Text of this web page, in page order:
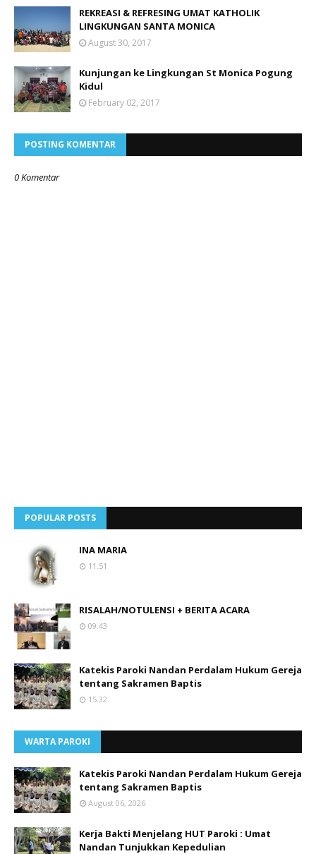
REKREASI & REFRESING UMAT KATHOLIK
LINGKUNGAN SANTA MONICA
August 30, 2017
Kunjungan ke Lingkungan St Monica Pogung
Kidul
February 02, 2017
POSTING KOMENTAR
0 Komentar
POPULAR POSTS
INA MARIA
11.51
RISALAH/NOTULENSI + BERITA ACARA
09.43
Katekis Paroki Nandan Perdalam Hukum Gereja
tentang Sakramen Baptis
15.32
WARTA PAROKI
Katekis Paroki Nandan Perdalam Hukum Gereja
tentang Sakramen Baptis
August 06, 2026
Kerja Bakti Menjelang HUT Paroki : Umat
Nandan Tunjukkan Kepedulian